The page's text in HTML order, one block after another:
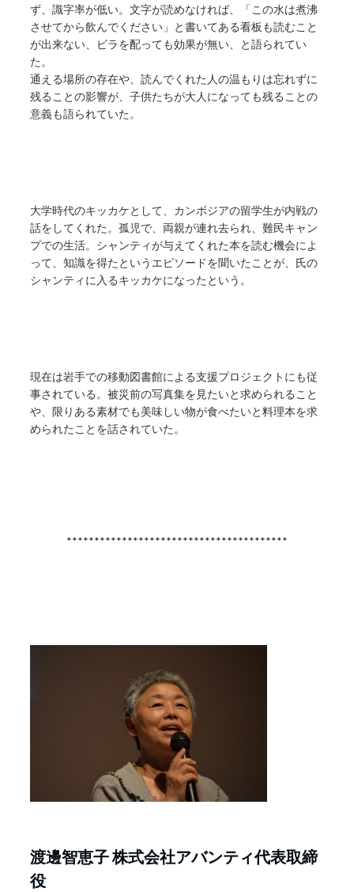
ず、識字率が低い。文字が読めなければ、「この水は煮沸
させてから飲んでください」と書いてある看板も読むこと
が出来ない、ビラを配っても効果が無い、と語られてい
た。
通える場所の存在や、読んでくれた人の温もりは忘れずに
残ることの影響が、子供たちが大人になっても残ることの
意義も語られていた。
大学時代のキッカケとして、カンボジアの留学生が内戦の
話をしてくれた。孤児で、両親が連れ去られ、難民キャン
プでの生活。シャンティが与えてくれた本を読む機会によ
って、知識を得たというエピソードを聞いたことが、氏の
シャンティに入るキッカケになったという。
現在は岩手での移動図書館による支援プロジェクトにも従
事されている。被災前の写真集を見たいと求められること
や、限りある素材でも美味しい物が食べたいと料理本を求
められたことを話されていた。
****************************************
渡邊智恵子 株式会社アバンティ代表取締
役